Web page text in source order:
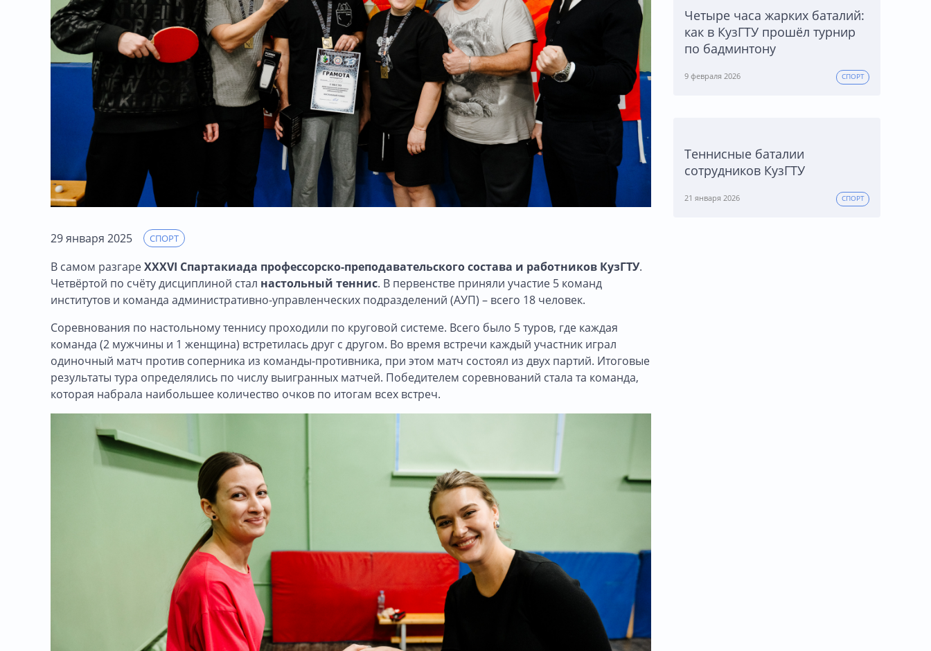
29 января 2025 СПОРТ
В самом разгареXXXVI Спартакиада профессорско-преподавательского состава и работников КузГТУ.
Четвёртой по счёту дисциплиной стал настольный теннис. В первенстве приняли участие 5 команд
институтов и команда административно-управленческих подразделений (АУП) – всего 18 человек.
Соревнования по настольному теннису проходили по круговой системе. Всего было 5 туров, где каждая
команда (2 мужчины и 1 женщина) встретилась друг с другом. Во время встречи каждый участник играл
одиночный матч против соперника из команды-противника, при этом матч состоял из двух партий. Итоговые
результаты тура определялись по числу выигранных матчей. Победителем соревнований стала та команда,
которая набрала наибольшее количество очков по итогам всех встреч.
Четыре часа жарких баталий:
как в КузГТУ прошёл турнир
по бадминтону
9 февраля 2026 СПОРТ
Теннисные баталии
сотрудников КузГТУ
21 января 2026 СПОРТ